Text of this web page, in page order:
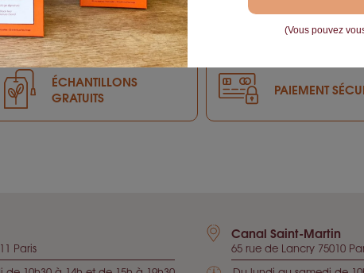
ÉCHANTILLONS
GRATUITS
PAIEMENT
Paris
Canal Saint-Martin
65 rue de Lancry 75010
(Vous pouvez